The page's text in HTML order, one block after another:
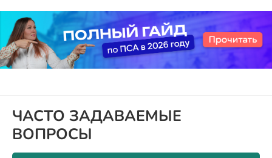
ЧАСТО ЗАДАВАЕМЫЕ
ВОПРОСЫ